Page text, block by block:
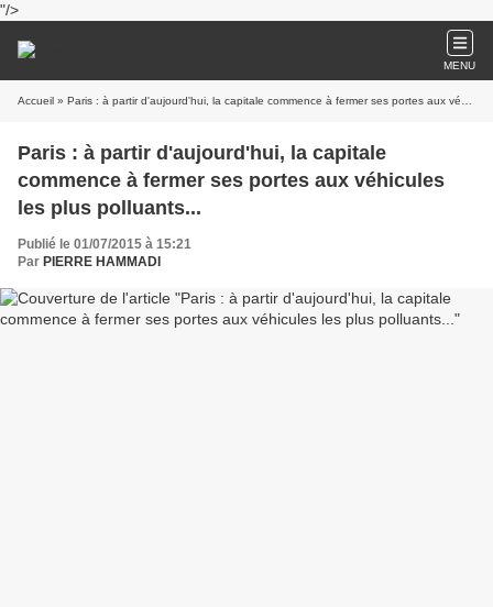
"/>
MENU
Accueil » Paris : à partir d'aujourd'hui, la capitale commence à fermer ses portes aux véhicules les plus polluants...
Paris : à partir d'aujourd'hui, la capitale
commence à fermer ses portes aux véhicules
les plus polluants...
Publié le 01/07/2015 à 15:21
Par PIERRE HAMMADI